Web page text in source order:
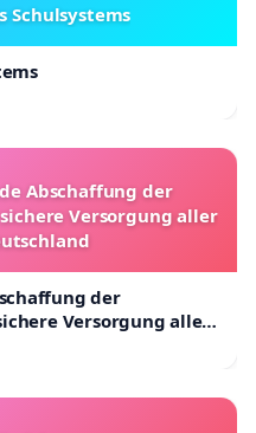
Schulsystems
Abschaffung der
Versorgung aller
der
Versorgung aller